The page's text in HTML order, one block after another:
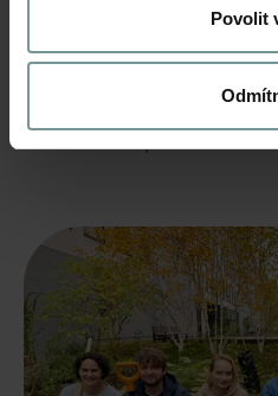
Povolit
Ewing opět mezi
PA agentur světa
06. března 2026 | Praha